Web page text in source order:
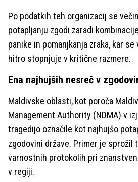
Po podatkih teh organizacij se
potapljanju zgodi zaradi
panike in pomanjkanja zraka, kar
hitro stopnjuje v kritične razmere.
Ena najhujših nesreč v
Maldivske oblasti, kot poroča
Management Authority (NDMA) v
tragedijo označile kot najhujšo
zgodovini države. Primer je sprožil
varnostnih protokolih pri
v regiji.